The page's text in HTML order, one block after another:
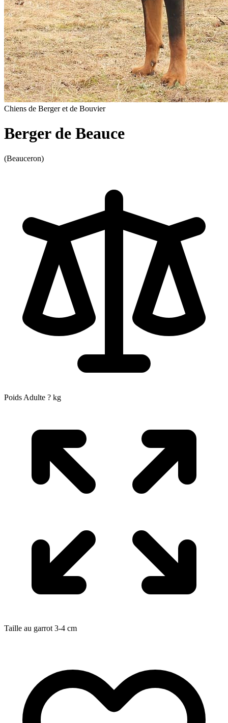
Chiens de Berger et de Bouvier
Berger de Beauce
(Beauceron)
Poids Adulte ? kg
Taille au garrot 3-4 cm